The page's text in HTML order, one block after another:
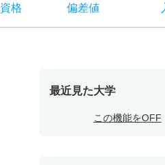
資格 偏差値
最近見た大学
この機能をOFF